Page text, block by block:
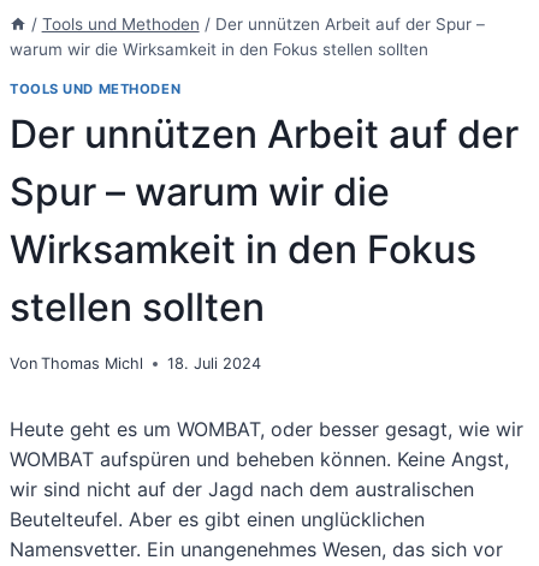
/ Tools und Methoden / Der unnützen Arbeit auf der Spur –
warum wir die Wirksamkeit in den Fokus stellen sollten
TOOLS UND METHODEN
Der unnützen Arbeit auf der
Spur – warum wir die
Wirksamkeit in den Fokus
stellen sollten
Von Thomas Michl 18. Juli 2024
Heute geht es um WOMBAT, oder besser gesagt, wie wir
WOMBAT aufspüren und beheben können. Keine Angst,
wir sind nicht auf der Jagd nach dem australischen
Beutelteufel. Aber es gibt einen unglücklichen
Namensvetter. Ein unangenehmes Wesen, das sich vor